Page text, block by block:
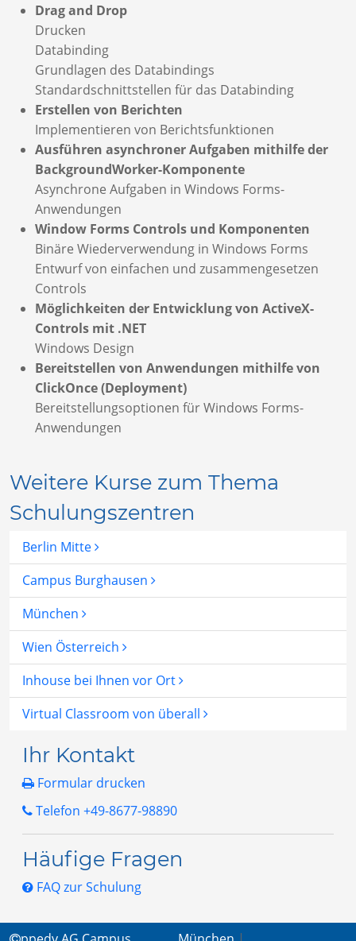
Drag and Drop
Drucken
Databinding
Grundlagen des Databindings
Standardschnittstellen für das Databinding
Erstellen von Berichten
Implementieren von Berichtsfunktionen
Ausführen asynchroner Aufgaben mithilfe der
BackgroundWorker-Komponente
Asynchrone Aufgaben in Windows Forms-
Anwendungen
Window Forms Controls und Komponenten
Binäre Wiederverwendung in Windows Forms
Entwurf von einfachen und zusammengesetzen
Controls
Möglichkeiten der Entwicklung von ActiveX-
Controls mit .NET
Windows Design
Bereitstellen von Anwendungen mithilfe von
ClickOnce (Deployment)
Bereitstellungsoptionen für Windows Forms-
Anwendungen
Weitere Kurse zum Thema
Schulungszentren
Berlin Mitte
Campus Burghausen
München
Wien Österreich
Inhouse bei Ihnen vor Ort
Virtual Classroom von überall
Ihr Kontakt
Formular drucken
Telefon +49-8677-98890
Häufige Fragen
FAQ zur Schulung